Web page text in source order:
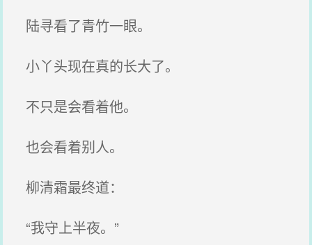
陆寻看了青竹一眼。
小丫头现在真的长大了。
不只是会看着他。
也会看着别人。
柳清霜最终道：
“我守上半夜。”